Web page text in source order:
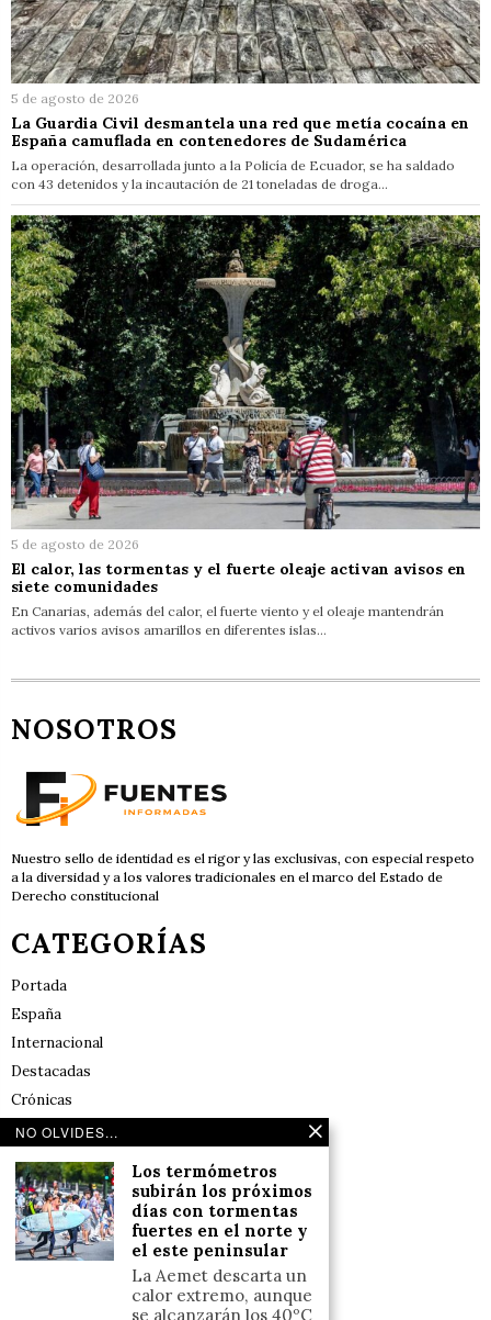
5 de agosto de 2026
La Guardia Civil desmantela una red que metía cocaína en
España camuflada en contenedores de Sudamérica
La operación, desarrollada junto a la Policía de Ecuador, se ha saldado
con 43 detenidos y la incautación de 21 toneladas de droga…
5 de agosto de 2026
El calor, las tormentas y el fuerte oleaje activan avisos en
siete comunidades
En Canarias, además del calor, el fuerte viento y el oleaje mantendrán
activos varios avisos amarillos en diferentes islas…
NOSOTROS
Nuestro sello de identidad es el rigor y las exclusivas, con especial respeto
a la diversidad y a los valores tradicionales en el marco del Estado de
Derecho constitucional
CATEGORÍAS
Portada
España
Internacional
Destacadas
Crónicas
Noticias de deportes en España
Reflexiones
LINKS
NO OLVIDES...
Los termómetros
subirán los próximos
días con tormentas
fuertes en el norte y
el este peninsular
La Aemet descarta un
calor extremo, aunque
se alcanzarán los 40ºC